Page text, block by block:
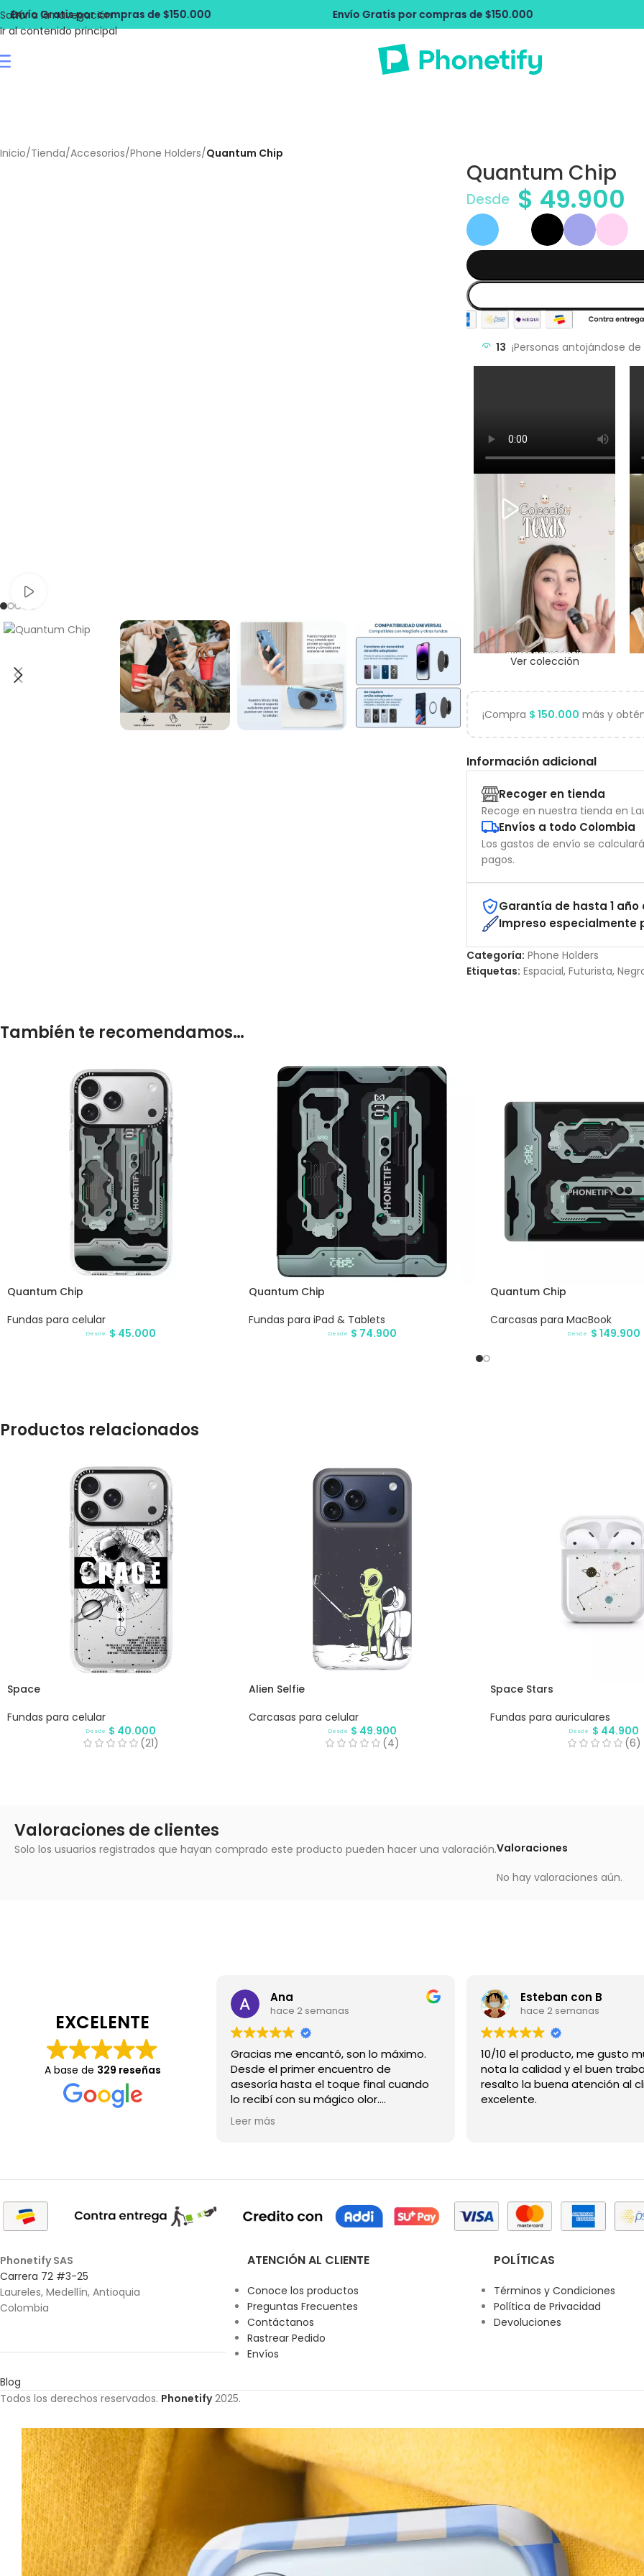
Saltar a la navegación
Ir al contenido principal
de $150.000 Envío Gratis por compras de $150.000
Inicio/Tienda/Accesorios/Phone Holders/Quantum Chip
Quantum Chip
Desde $ 49.900
13 ¡Personas antojándose
Ver colección
¡Compra $ 150.000 más y
Información adicional
Recoger en tienda
Recoge en nuestra tienda en
Envíos a todo Colombia
Los gastos de envío se
pagos.
Garantía de hasta 1 año
Impreso especialmente
Categoría: Phone Holders
Etiquetas: Espacial, Futurista,
También te recomendamos…
Quantum Chip
Fundas para celular
Desde $ 45.000
Quantum Chip
Fundas para iPad & Tablets
Desde $ 74.900
Quantum Chip
Carcasas para MacBook
Desde $ 149.900
Productos relacionados
Space
Fundas para celular
Desde $ 40.000
(21)
Alien Selfie
Carcasas para celular
Desde $ 49.900
(4)
Space Stars
Fundas para auriculares
Desde $ 44.900
(6)
Valoraciones de clientes
Valoraciones
No hay valoraciones aún.
Solo los usuarios registrados que hayan comprado este producto pueden hacer una valoración.
EXCELENTE
A base de 329 reseñas
Ana
hace 2 semanas
Gracias me encantó, son lo máximo.
Desde el primer encuentro de
asesoría hasta el toque final cuando
lo recibí con su mágico olor.
Wow.💖
Leer más
Esteban con B
hace 2 semanas
10/10 el producto, me gusto
nota la calidad y el buen
resalto la buena atención al
excelente.
Phonetify SAS
Carrera 72 #3-25
Laureles, Medellín, Antioquia
Colombia
Blog
ATENCIÓN AL CLIENTE
Conoce los productos
Preguntas Frecuentes
Contáctanos
Rastrear Pedido
Envíos
POLÍTICAS
Términos y Condiciones
Política de Privacidad
Devoluciones
Todos los derechos reservados. Phonetify2025.